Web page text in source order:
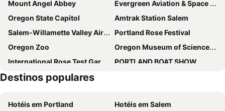
Mount Angel Abbey
Evergreen Aviation & Space Museum
Oregon State Capitol
Amtrak Station Salem
Salem-Willamette Valley Airport
Portland Rose Festival
Oregon Zoo
Oregon Museum of Science and Industry
International Rose Test Garden
PORTLAND BOAT SHOW
PORTLAND RENOVATION & REMODELING SHOW
Destinos populares
Hotéis em Portland
Hotéis em Salem